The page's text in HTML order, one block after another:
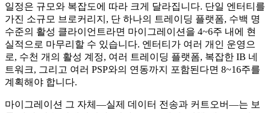
일정은 규모와 복잡도에 따라 크게 달라집니다. 단일 엔터티를
가진 소규모 브로커리지, 단 하나의 트레이딩 플랫폼, 수백 명
수준의 활성 클라이언트라면 마이그레이션을 4~6주 내에 현
실적으로 마무리할 수 있습니다. 엔터티가 여러 개인 운영으
로, 수천 개의 활성 계정, 여러 트레이딩 플랫폼, 복잡한 IB 네
트워크, 그리고 여러 PSP와의 연동까지 포함된다면 8~16주를
계획해야 합니다.
마이그레이션 그 자체—실제 데이터 전송과 커트오버—는 보